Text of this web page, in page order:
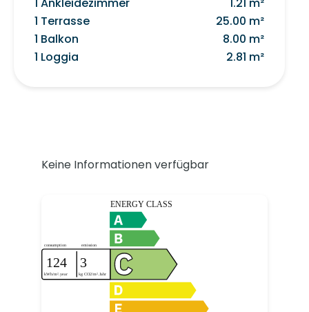
1 Ankleidezimmer
1.21 m²
1 Terrasse
25.00 m²
1 Balkon
8.00 m²
1 Loggia
2.81 m²
Keine Informationen verfügbar